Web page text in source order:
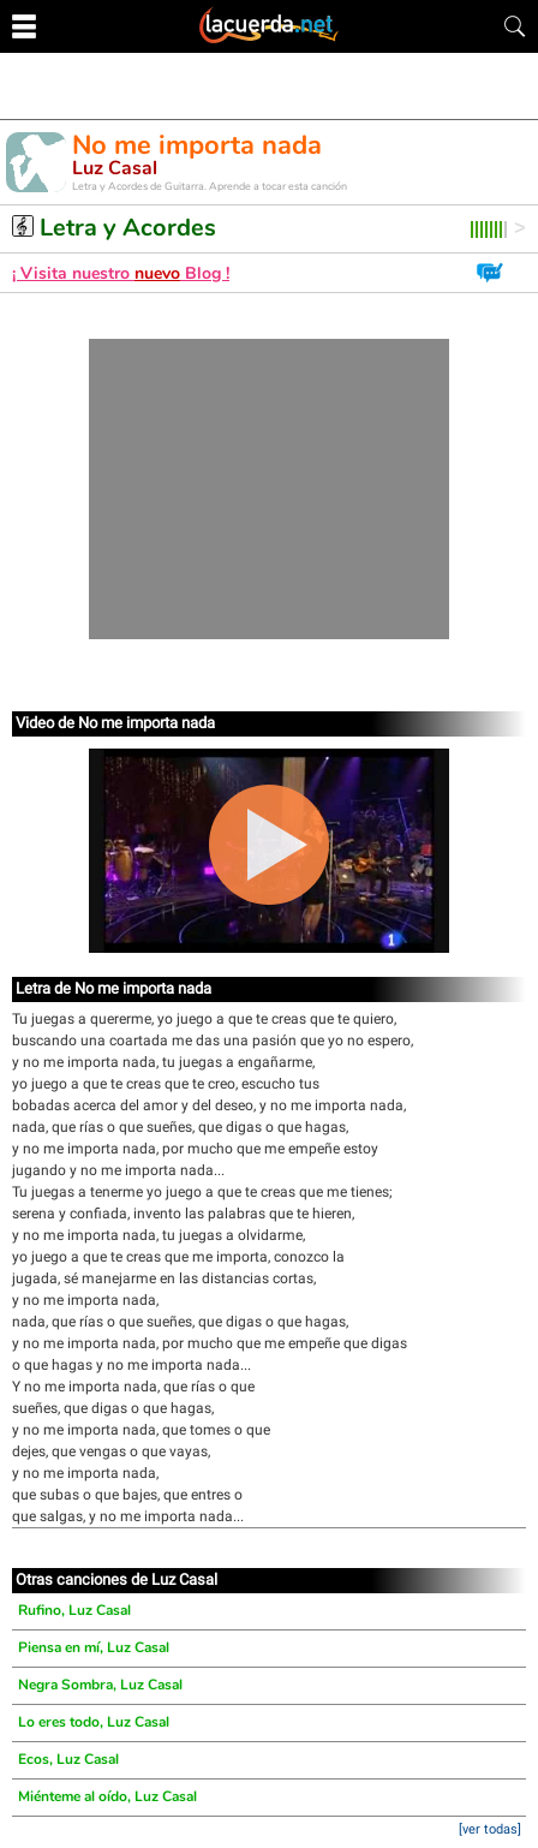
No me importa nada
Luz Casal
Letra y Acordes de Guitarra. Aprende a tocar esta canción
Letra y Acordes
¡ Visita nuestro nuevo Blog !
Video de No me importa nada
Letra de No me importa nada
Tu juegas a quererme, yo juego a que te creas que te quiero,
buscando una coartada me das una pasión que yo no espero,
y no me importa nada, tu juegas a engañarme,
yo juego a que te creas que te creo, escucho tus
bobadas acerca del amor y del deseo, y no me importa nada,
nada, que rías o que sueñes, que digas o que hagas,
y no me importa nada, por mucho que me empeñe estoy
jugando y no me importa nada...
Tu juegas a tenerme yo juego a que te creas que me tienes;
serena y confiada, invento las palabras que te hieren,
y no me importa nada, tu juegas a olvidarme,
yo juego a que te creas que me importa, conozco la
jugada, sé manejarme en las distancias cortas,
y no me importa nada,
nada, que rías o que sueñes, que digas o que hagas,
y no me importa nada, por mucho que me empeñe que digas
o que hagas y no me importa nada...
Y no me importa nada, que rías o que
sueñes, que digas o que hagas,
y no me importa nada, que tomes o que
dejes, que vengas o que vayas,
y no me importa nada,
que subas o que bajes, que entres o
que salgas, y no me importa nada...
Otras canciones de Luz Casal
Rufino, Luz Casal
Piensa en mí, Luz Casal
Negra Sombra, Luz Casal
Lo eres todo, Luz Casal
Ecos, Luz Casal
Miénteme al oído, Luz Casal
[ver todas]